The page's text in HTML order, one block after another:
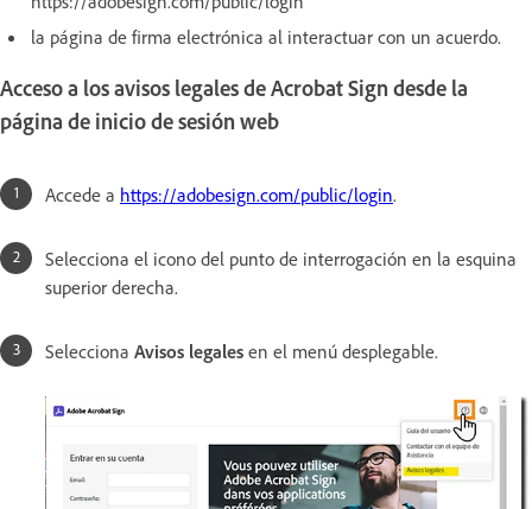
la página de firma electrónica al interactuar con un acuerdo.
Acceso a los avisos legales de Acrobat Sign desde la
página de inicio de sesión web
Accede a https://adobesign.com/public/login.
Selecciona el icono del punto de interrogación en la esquina
superior derecha.
Selecciona Avisos legales en el menú desplegable.